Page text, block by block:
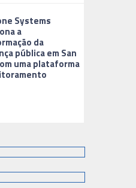
Systems
a
da
pública em San
uma plataforma